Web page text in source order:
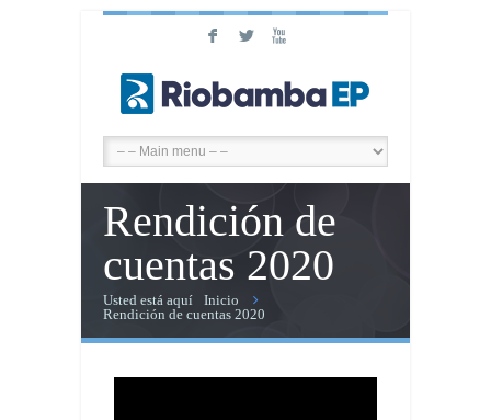
F L X
Rendición de
cuentas 2020
Usted está aquí
Inicio
Rendición de cuentas 2020